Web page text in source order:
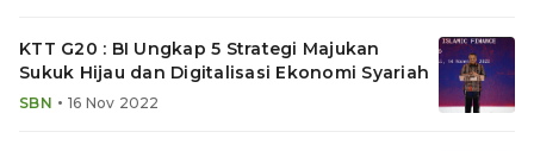
KTT G20 : BI Ungkap 5 Strategi Majukan
Sukuk Hijau dan Digitalisasi Ekonomi Syariah
SBN • 16 Nov 2022